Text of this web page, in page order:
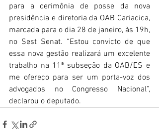
para a cerimônia de posse da nova
presidência e diretoria da OAB Cariacica,
marcada para o dia 28 de janeiro, às 19h,
no Sest Senat. “Estou convicto de que
essa nova gestão realizará um excelente
trabalho na 11ª subseção da OAB/ES e
me ofereço para ser um porta-voz dos
advogados no Congresso Nacional”,
declarou o deputado.